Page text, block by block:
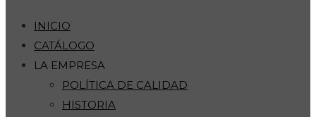
INICIO
CATÁLOGO
LA EMPRESA
POLÍTICA DE CALIDAD
HISTORIA